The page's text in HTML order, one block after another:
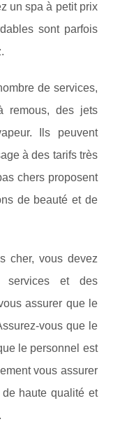
un spa à petit prix
sont parfois
de services,
remous, des jets
Ils peuvent
à des tarifs très
chers proposent
de beauté et de
cher, vous devez
et des
assurer que le
vous que le
le personnel est
vous assurer
haute qualité et